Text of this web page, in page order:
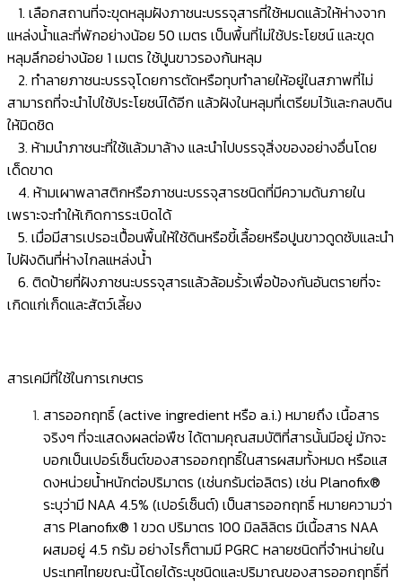
1. เลือกสถานที่จะขุดหลุมฝังภาชนะบรรจุสารที่ใช้หมดแล้วให้ห่างจาก
แหล่งน้ำและที่พักอย่างน้อย 50 เมตร เป็นพื้นที่ไม่ใช้ประโยชน์ และขุด
หลุมลึกอย่างน้อย 1 เมตร ใช้ปูนขาวรองก้นหลุม
2. ทำลายภาชนะบรรจุโดยการตัดหรือทุบทำลายให้อยู่ในสภาพที่ไม่
สามารถที่จะนำไปใช้ประโยชน์ได้อีก แล้วฝังในหลุมที่เตรียมไว้และกลบดิน
ให้มิดชิด
3. ห้ามนำภาชนะที่ใช้แล้วมาล้าง และนำไปบรรจุสิ่งของอย่างอื่นโดย
เด็ดขาด
4. ห้ามเผาพลาสติกหรือภาชนะบรรจุสารชนิดที่มีความด้นภายใน
เพราะจะทำให้เกิดการระเบิดได้
5. เมื่อมีสารเปรอะเปื้อนพื้นให้ใช้ดินหรือขี้เลื้อยหรือปูนขาวดูดซับและนำ
ไปฝังดินที่ห่างไกลแหล่งน้ำ
6. ติดป้ายที่ฝังภาชนะบรรจุสารแล้วล้อมรั้วเพื่อป้องกันอันตรายที่จะ
เกิดแก่เก็ดและสัตว์เลี้ยง
สารเคมีที่ใช้ในการเกษตร
สารออกฤทธิ์ (active ingredient หรือ a.i.) หมายถึง เนื้อสาร
จริงๆ ที่จะแสดงผลต่อพืช ได้ตามคุณสมบัติที่สารนั้นมีอยู่ มักจะ
บอกเป็นเปอร์เซ็นต์ของสารออกฤทธิ์ในสารผสมทั้งหมด หรือแส
ดงหน่วยนํ้าหนักต่อปริมาตร (เช่นกรัมต่อลิตร) เช่น Planofix®
ระบุว่ามี NAA 4.5% (เปอร์เซ็นต์) เป็นสารออกฤทธิ์ หมายความว่า
สาร Planofix® 1 ขวด ปริมาตร 100 มิลลิลิตร มีเนื้อสาร NAA
ผสมอยู่ 4.5 กรัม อย่างไรก็ตามมี PGRC หลายชนิดที่จำหน่ายใน
ประเทศไทยขณะนี้โดยได้ระบุชนิดและปริมาณของสารออกฤทธิ์ที่